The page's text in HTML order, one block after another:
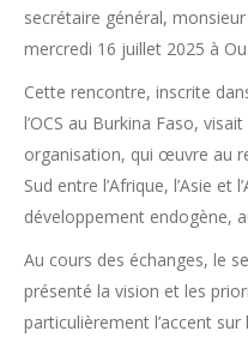
secrétaire général,
mercredi 16 juillet 2025 à
Cette rencontre, inscrite
l’OCS au Burkina Faso,
organisation, qui œuvre au
Sud entre l’Afrique, l’Asie et
développement endogène,
Au cours des échanges, le
présenté la vision et les
particulièrement l’accent sur